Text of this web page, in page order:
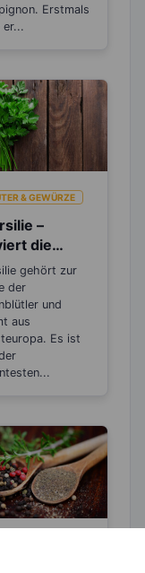
Erstmals
& GEWÜRZE
–
die
und
gehört zur
der
und
aus
Es ist